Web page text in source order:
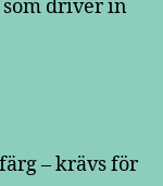
som driver in
– krävs för